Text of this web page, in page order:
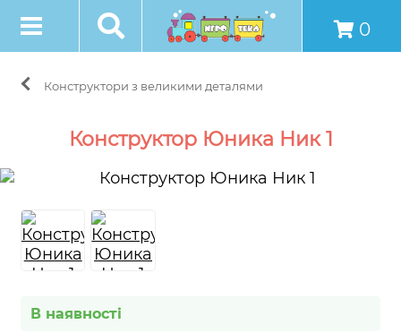
0
Конструктори з великими деталями
Конструктор Юника Ник 1
В наявності